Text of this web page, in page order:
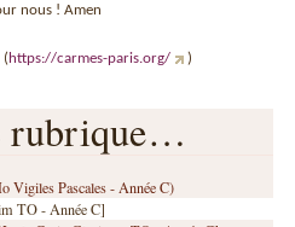
nous ! Amen
(https://carmes-paris.org/ )
rubrique…
Vigiles Pascales - Année C)
TO - Année C]